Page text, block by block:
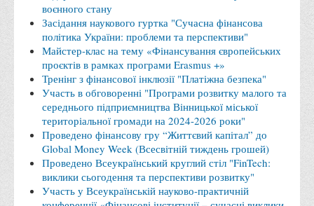
Протидія торгівлі людьми
Дії населення в умовах надзвичайних ситуацій воєнного
характеру
Правила безпечної поведінки учасників освітнього процесу в
умовах війни
Що можна і не можна знімати, показувати під час війни
Контакти державних та громадських організацій, які
допомагають тим, хто пережили сексуальне насильство,
пов'язане з конфліктом та їх родинам у Вінницькій області
10 точних фактів про наркотики. З’ясуй правду про
воєнного стану
Засідання наукового гуртка "Сучасна фінансова
політика України: проблеми та перспективи"
Майстер-клас на тему «Фінансування європейських
проєктів в рамках програми Erasmus +»
Тренінг з фінансової інклюзії "Платіжна безпека"
Участь в обговоренні "Програми розвитку малого та
середнього підприємництва Вінницької міської
територіальної громади на 2024-2026 роки"
Проведено фінансову гру “Життєвий капітал” до
Global Money Week (Всесвітній тиждень грошей)
Проведено Всеукраїнський круглий стіл "FinTech:
виклики сьогодення та перспективи розвитку"
Участь у Всеукраїнській науково-практичній